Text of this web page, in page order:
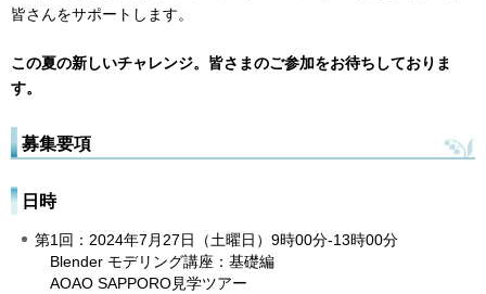
皆さんをサポートします。
この夏の新しいチャレンジ。皆さまのご参加をお待ちしておりま
す。
募集要項
日時
第1回：2024年7月27日（土曜日）9時00分-13時00分
Blender モデリング講座：基礎編
AOAO SAPPORO見学ツアー